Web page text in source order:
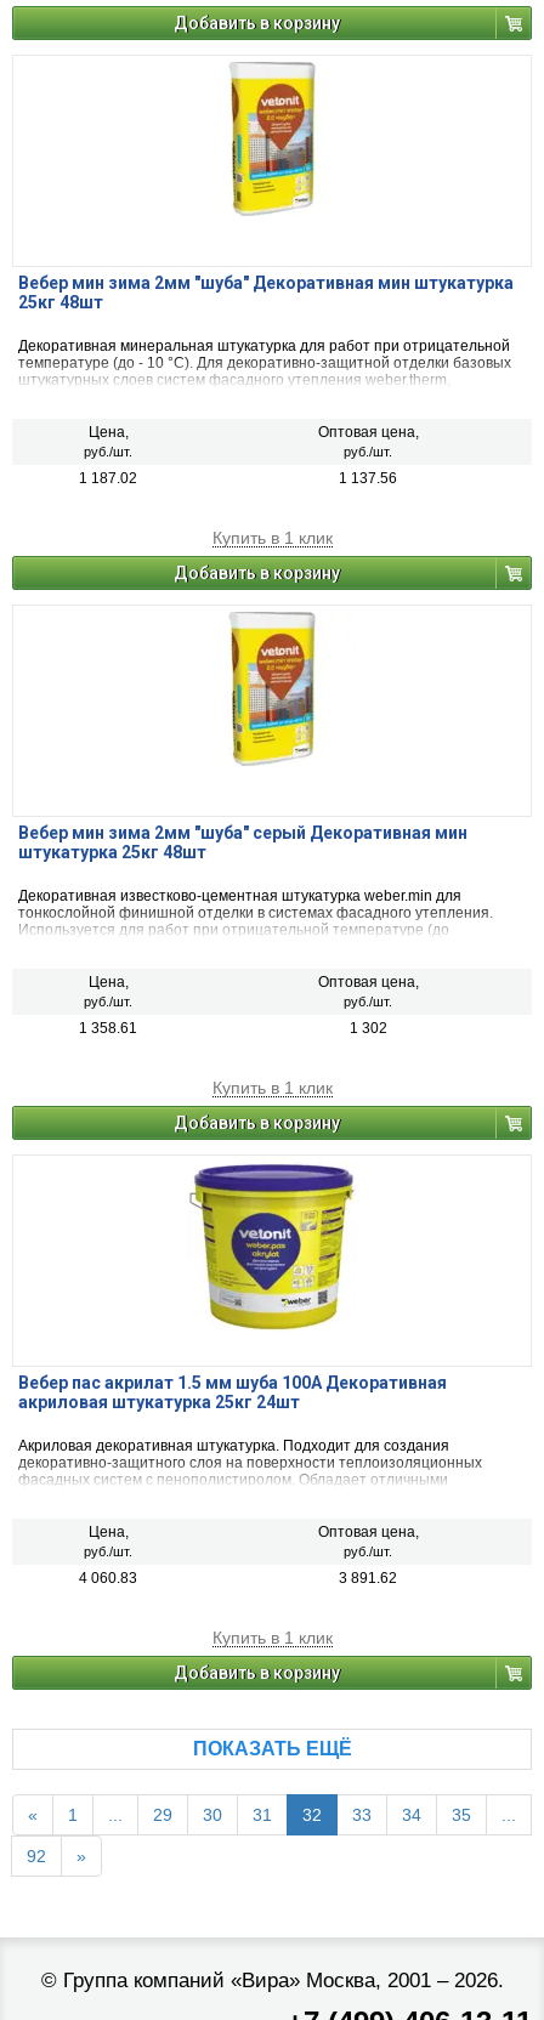
Добавить в корзину
Вебер мин зима 2мм "шуба" Декоративная мин штукатурка
25кг 48шт
Декоративная минеральная штукатурка для работ при отрицательной
температуре (до - 10 °С). Для декоративно-защитной отделки базовых
штукатурных слоев систем фасадного утепления weber.therm,
основаниям: бетон; базовые штукатурные слои систем фасадного
утепления; поверхности, выполненные цементными, цементно-
Цена,
руб./шт.
Оптовая цена,
руб./шт.
1 187.02 1 137.56
Купить в 1 клик
Добавить в корзину
Вебер мин зима 2мм "шуба" серый Декоративная мин
штукатурка 25кг 48шт
Декоративная известково-цементная штукатурка weber.min для
тонкослойной финишной отделки в системах фасадного утепления.
Используется для работ при отрицательной температуре (до
Цена,
руб./шт.
Оптовая цена,
руб./шт.
1 358.61 1 302
Купить в 1 клик
Добавить в корзину
Вебер пас акрилат 1.5 мм шуба 100А Декоративная
акриловая штукатурка 25кг 24шт
Акриловая декоративная штукатурка. Подходит для создания
декоративно-защитного слоя на поверхности теплоизоляционных
фасадных систем с пенополистиролом. Обладает отличными
соответствии в соответствии с цветовой палитрой Weber Color
Spectrum, RAL, NCS и другими системами.
Цена,
руб./шт.
Оптовая цена,
руб./шт.
4 060.83 3 891.62
Купить в 1 клик
Добавить в корзину
ПОКАЗАТЬ ЕЩЁ
« 1 ... 29 30 31 32 33 34 35 ...
92 »
© Группа компаний «Вира»Москва, 2001 – 2026.